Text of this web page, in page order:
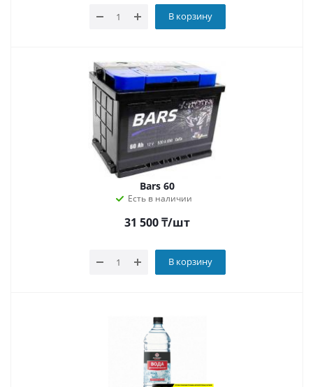
В корзину
Bars 60
Есть в наличии
31 500₸/шт
В корзину